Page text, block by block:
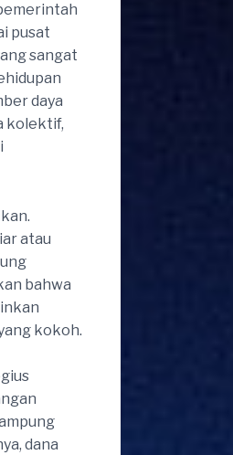
pusat
sangat
daya
kolektif,
atau
bahwa
kokoh.
dana